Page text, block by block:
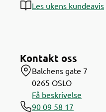
Les ukens kundeavis
Kontakt oss
Balchens gate 7
0265 OSLO
Få beskrivelse
90 09 58 17